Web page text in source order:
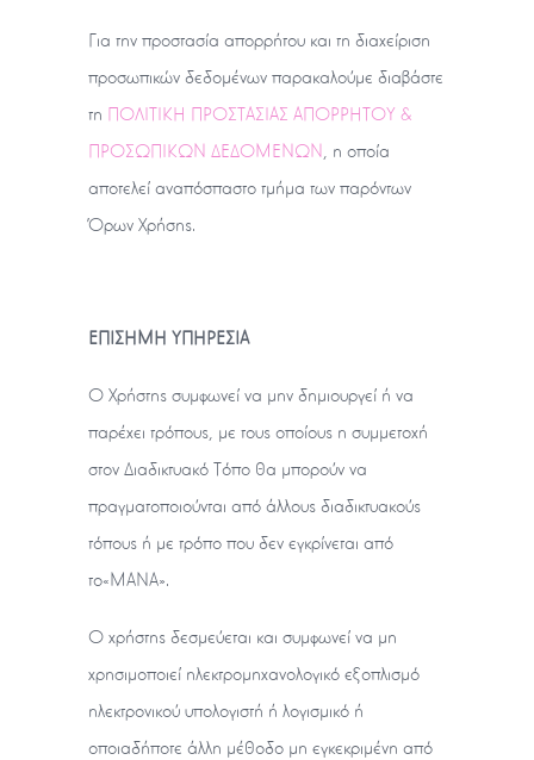
Για την προστασία απορρήτου και τη διαχείριση
προσωπικών δεδομένων παρακαλούμε διαβάστε
τη ΠΟΛΙΤΙΚΗ ΠΡΟΣΤΑΣΙΑΣ ΑΠΟΡΡΗΤΟΥ &
ΠΡΟΣΩΠΙΚΩΝ ΔΕΔΟΜΕΝΩΝ , η οποία
αποτελεί αναπόσπαστο τμήμα των παρόντων
Όρων Χρήσης.
ΕΠΙΣΗΜΗ ΥΠΗΡΕΣΙΑ
Ο Χρήστης συμφωνεί να μην δημιουργεί ή να
παρέχει τρόπους, με τους οποίους η συμμετοχή
στον Διαδικτυακό Τόπο θα μπορούν να
πραγματοποιούνται από άλλους διαδικτυακούς
τόπους ή με τρόπο που δεν εγκρίνεται από
τo«ΜΑΝΑ».
Ο χρήστης δεσμεύεται και συμφωνεί να μη
χρησιμοποιεί ηλεκτρομηχανολογικό εξοπλισμό
ηλεκτρονικού υπολογιστή ή λογισμικό ή
οποιαδήποτε άλλη μέθοδο μη εγκεκριμένη από